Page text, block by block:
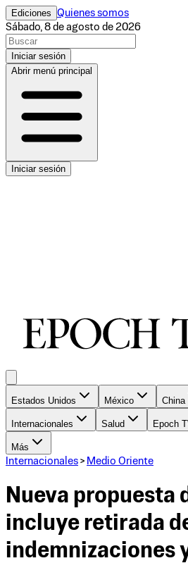
Ediciones Quienes somos
Sábado, 8 de agosto de 2026
Iniciar sesión
Abrir menú principal
Iniciar sesión
Estados Unidos México China
Internacionales Salud Epoch
Más
Internacionales > Medio Oriente
Nueva propuesta
incluye retirada
indemnizaciones